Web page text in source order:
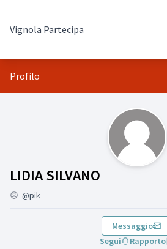
Vignola Partecipa
Profilo
LIDIA SILVANO
(LIDIA SILVANO)
@pik
Messaggio
Segui
Rapporto